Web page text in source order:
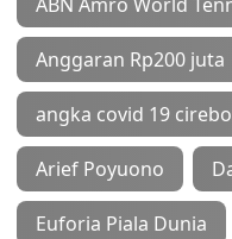
ABN Amro World
Anggaran Rp200 juta
angka covid 19
Arief Poyuono
Euforia Piala Dunia